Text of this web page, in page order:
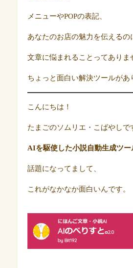
メニューやPOPの表記、
あなたのお店の魅力を伝えるの
文章に悩まれることってありま
ちょっと面白い解決ツールがあ
こんにちは！
たまごのソムリエ・こばやしで
AIを駆使した小説自動生成ツー
話題になってまして、
これがなかなか面白いんです。